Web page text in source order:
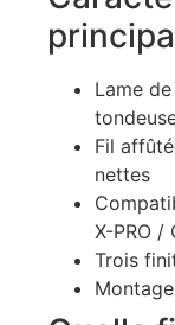
Lame
Fil
nettes
X-PRO /
Trois